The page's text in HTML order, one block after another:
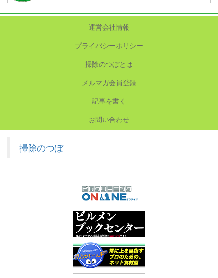
運営会社情報
プライバシーポリシー
掃除のつぼとは
メルマガ会員登録
記事を書く
お問い合わせ
掃除のつぼ